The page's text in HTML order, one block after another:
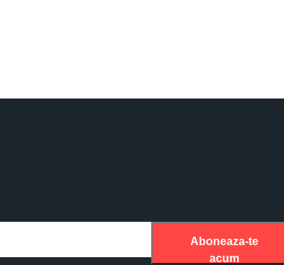
Aboneaza-te
acum